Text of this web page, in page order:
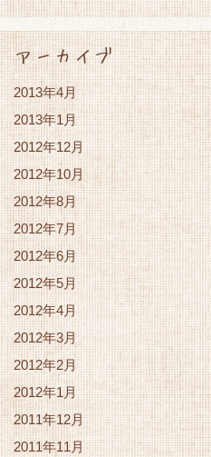
アーカイブ
2013年4月
2013年1月
2012年12月
2012年10月
2012年8月
2012年7月
2012年6月
2012年5月
2012年4月
2012年3月
2012年2月
2012年1月
2011年12月
2011年11月